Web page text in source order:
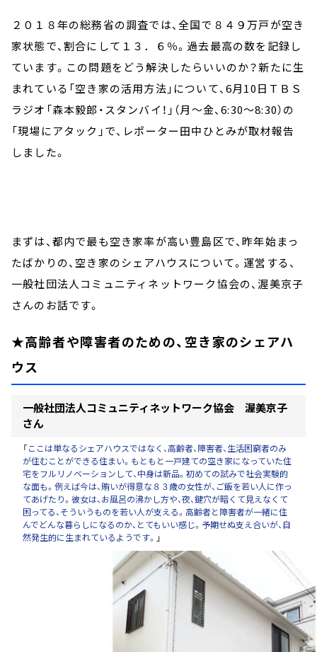
２０１８年の総務省の調査では、全国で８４９万戸が空き
家状態で、割合にして１３．６％。過去最高の数を記録し
ています。この問題をどう解決したらいいのか？新たに生
まれている「空き家の活用方法」について、6月10日ＴＢＳ
ラジオ「森本毅郎・スタンバイ！」（月～金、6:30～8:30）の
「現場にアタック」で、レポーター田中ひとみが取材報告
しました。
まずは、都内で最も空き家率が高い豊島区で、昨年始まっ
たばかりの、空き家のシェアハウスについて。運営する、
一般社団法人コミュニティネットワーク協会の、渥美京子
さんのお話です。
★高齢者や障害者のための、空き家のシェアハ
ウス
一般社団法人コミュニティネットワーク協会 渥美京子
さん
「ここは単なるシェアハウスではなく、高齢者、障害者、生活困窮者のみ
が住むことができる住まい。もともと一戸建ての空き家になっていた住
宅をフルリノベーションして、中身は新品。初めての試みで社会実験的
な面も。例えば今は、賄いが得意な８３歳の女性が、ご飯を若い人に作っ
てあげたり。彼女は、お風呂の沸かし方や、夜、鍵穴が暗くて見えなくて
困ってる、そういうものを若い人が支える。高齢者と障害者が一緒に住
んでどんな暮らしになるのか、とてもいい感じ。予期せぬ支え合いが、自
然発生的に生まれているようです。 」